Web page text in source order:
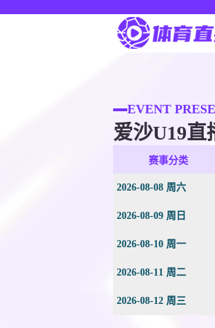
EVENT
爱沙U19直
赛事分类
2026-08-08 周六
2026-08-09 周日
2026-08-10 周一
2026-08-11 周二
2026-08-12 周三